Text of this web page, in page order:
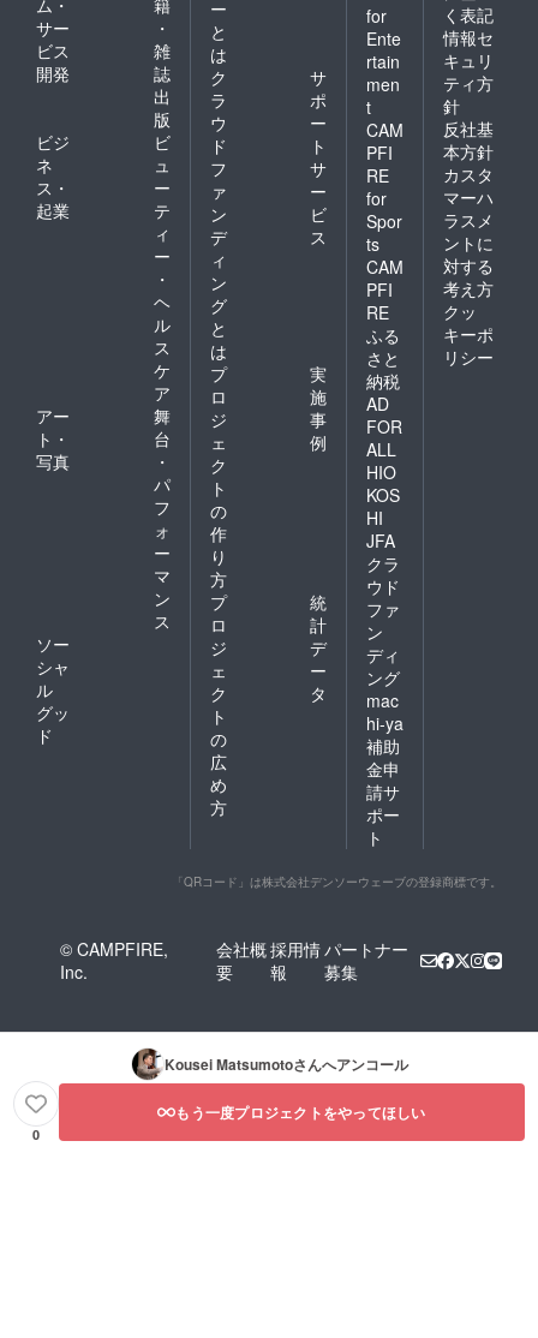
ム・
サー
ビス
開発
籍
・
雑
誌
出
版
ビジ
ネ
ス・
起業
ビ
ュ
ー
テ
ィ
ー
・
ヘ
ル
ス
ケ
ア
アー
ト・
写真
舞
台
・
パ
フ
ォ
ー
マ
ン
ス
ソー
シャ
ル
グッ
ド
ー
と
は
ク
ラ
ウ
ド
フ
ァ
ン
デ
ィ
ン
グ
と
は
サ
ポ
ー
ト
サ
ー
ビ
ス
プ
ロ
ジ
ェ
ク
ト
の
作
り
方
実
施
事
例
プ
ロ
ジ
ェ
ク
ト
の
広
め
方
統
計
デ
ー
タ
for
Ente
rtain
men
t
CAM
PFI
RE
for
Spor
ts
CAM
PFI
RE
ふる
さと
納税
AD
FOR
ALL
HIO
KOS
HI
JFA
クラ
ウド
ファ
ン
ディ
ング
mac
hi-ya
補助
金申
請サ
ポー
ト
く表記
情報セ
キュリ
ティ方
針
反社基
本方針
カスタ
マーハ
ラスメ
ントに
対する
考え方
クッ
キーポ
リシー
「QRコード」は株式会社デンソーウェーブの登録商標です。
© CAMPFIRE,
Inc.
会社概
要
採用情
報
パートナー
募集
Kousei Matsumotoさんへアンコール
0
もう一度プロジェクトをやってほしい